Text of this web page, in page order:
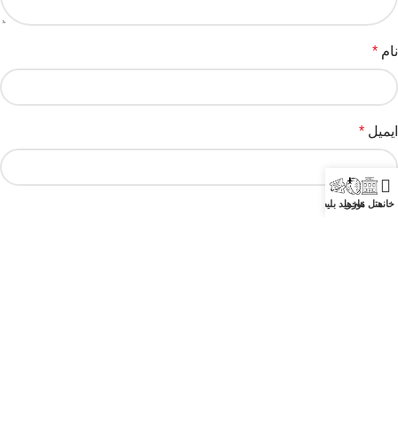
نام *
ایمیل *
وب‌ سایت
خانههتل هاتورها
خرید بلیط